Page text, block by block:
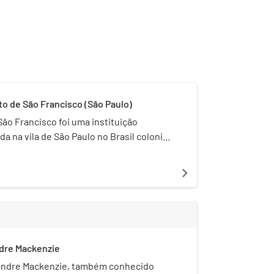
de São Francisco (São Paulo)
Francisco foi uma instituição
na vila de São Paulo no Brasil colonial.
formado pela Faculdade de
igrejas franciscanas tem grande valor
São Paulo.
navigate_next
Mackenzie
Mackenzie, também conhecido